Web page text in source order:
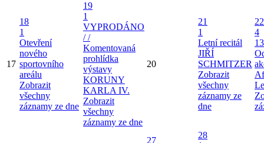
17
18
1
Otevření
nového
sportovního
areálu
Zobrazit
všechny
záznamy ze dne
19
1
VYPRODÁNO
/ /
Komentovaná
prohlídka
výstavy
KORUNY
KARLA IV.
Zobrazit
všechny
záznamy ze dne
20
21
1
Letní recitál
JIŘÍ
SCHMITZER
Zobrazit
všechny
záznamy ze
dne
22
4
27
28